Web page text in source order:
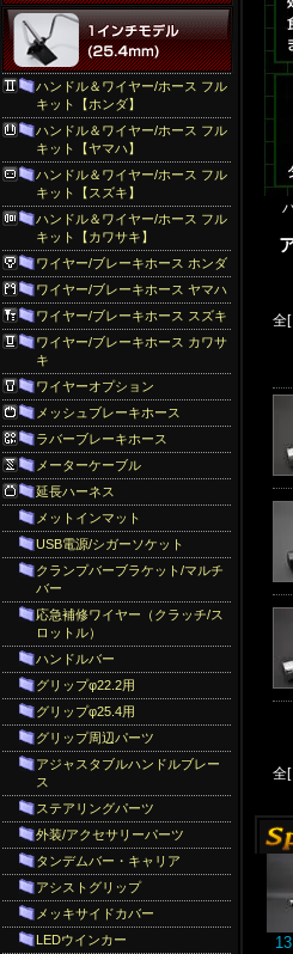
ハンドル＆ワイヤー/ホース フル
キット【ホンダ】
ハンドル＆ワイヤー/ホース フル
キット【ヤマハ】
ハンドル＆ワイヤー/ホース フル
キット【スズキ】
ハンドル＆ワイヤー/ホース フル
キット【カワサキ】
ワイヤー/ブレーキホース ホンダ
ワイヤー/ブレーキホース ヤマハ
ワイヤー/ブレーキホース スズキ
ワイヤー/ブレーキホース カワサ
キ
ワイヤーオプション
メッシュブレーキホース
ラバーブレーキホース
メーターケーブル
延長ハーネス
メットインマット
USB電源/シガーソケット
クランプバーブラケット/マルチ
バー
応急補修ワイヤー（クラッチ/ス
ロットル）
ハンドルバー
グリップφ22.2用
グリップφ25.4用
グリップ周辺パーツ
アジャスタブルハンドルブレー
ス
ステアリングパーツ
外装/アクセサリーパーツ
タンデムバー・キャリア
アシストグリップ
メッキサイドカバー
LEDウインカー
全[
全[